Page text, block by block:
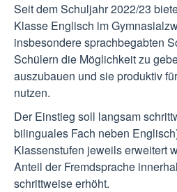
Seit dem Schuljahr 2022/23
Klasse Englisch im
insbesondere sprachbegabten
Schülern die Möglichkeit zu
auszubauen und sie produktiv
nutzen.
Der Einstieg soll langsam
bilinguales Fach neben
Klassenstufen jeweils erweitert
Anteil der Fremdsprache
schrittweise erhöht.